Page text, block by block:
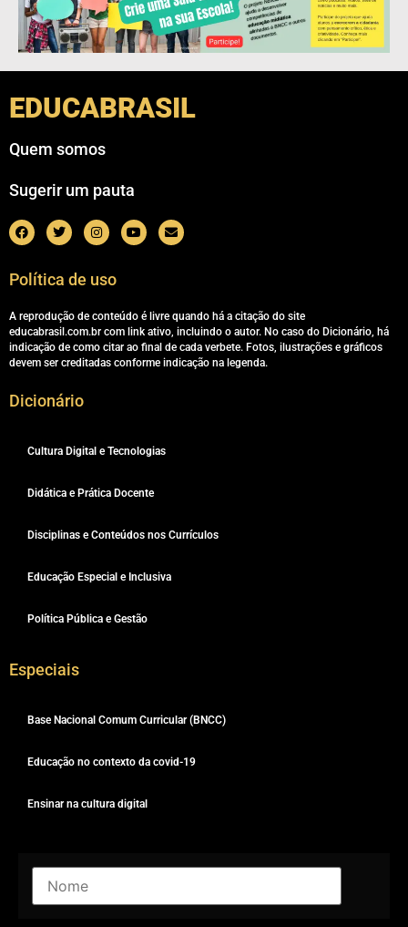
EDUCABRASIL
Quem somos
Sugerir um pauta
Política de uso
A reprodução de conteúdo é livre quando há a citação do site
educabrasil.com.br com link ativo, incluindo o autor. No caso do Dicionário, há
indicação de como citar ao final de cada verbete. Fotos, ilustrações e gráficos
devem ser creditadas conforme indicação na legenda.
Dicionário
Cultura Digital e Tecnologias
Didática e Prática Docente
Disciplinas e Conteúdos nos Currículos
Educação Especial e Inclusiva
Política Pública e Gestão
Especiais
Base Nacional Comum Curricular (BNCC)
Educação no contexto da covid-19
Ensinar na cultura digital